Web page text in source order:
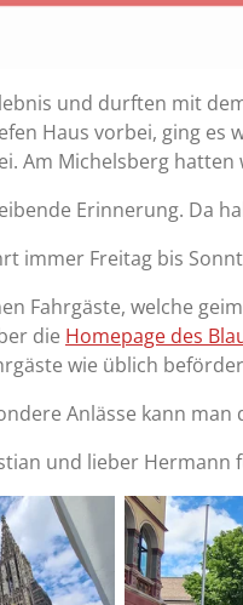
und durften mit
Haus vorbei, ging
Am Michelsberg
Erinnerung. Da
immer Freitag bis
Fahrgäste, welche
die Homepage des
wie üblich
Anlässe kann
und lieber Hermann